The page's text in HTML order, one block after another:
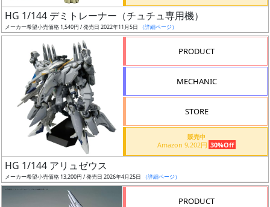
ー
ズ・
況
売
HG 1/144 デミトレーナー（チュチュ専用機）
メーカー希望小売価格 1,540円 / 発売日 2022年11月5日 （詳細ページ）
PRODUCT
MECHANIC
STORE
販売中
Amazon 9,202円 30%Off
HG 1/144 アリュゼウス
メーカー希望小売価格 13,200円 / 発売日 2026年4月25日 （詳細ページ）
PRODUCT